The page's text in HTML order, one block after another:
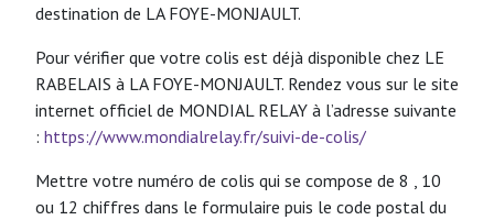
destination de LA FOYE-MONJAULT.
Pour vérifier que votre colis est déjà disponible chez LE
RABELAIS à LA FOYE-MONJAULT. Rendez vous sur le site
internet officiel de MONDIAL RELAY à l’adresse suivante
: https://www.mondialrelay.fr/suivi-de-colis/
Mettre votre numéro de colis qui se compose de 8 , 10
ou 12 chiffres dans le formulaire puis le code postal du